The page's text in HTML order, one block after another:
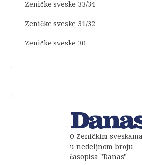
Zeničke sveske 33/34
Zeničke sveske 31/32
Zeničke sveske 30
O Zeničkim sveskama
u nedeljnom broju
časopisa "Danas"